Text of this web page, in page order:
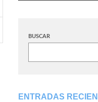
BUSCAR
ENTRADAS